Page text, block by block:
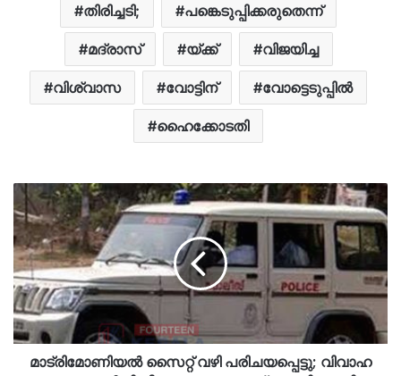
തിരിച്ചടി; പങ്കെടുപ്പിക്കരുതെന്ന്
മദ്രാസ് യ്ക്ക് വിജയിച്ച
വിശ്വാസ വോട്ടിന് വോട്ടെടുപ്പിൽ
ഹൈക്കോടതി
മാട്രിമോണിയൽ സൈറ്റ് വഴി പരിചയപ്പെട്ടു; വിവാഹ